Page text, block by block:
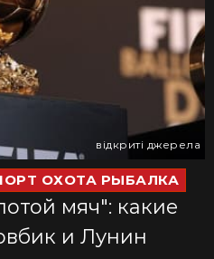
ОХОТА РЫБАЛКА
мяч": какие
и Лунин
відкриті джерела